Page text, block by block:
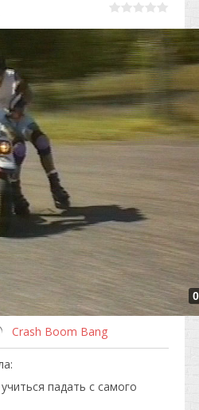
Crash Boom Bang
:
падать с самого